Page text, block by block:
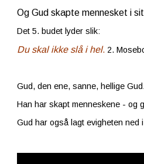
Og Gud skapte mennesket i
Det 5. budet lyder slik:
Du skal ikke slå i hel. 2.
Gud, den ene, sanne, hellige
Han har skapt menneskene - og
Gud har også lagt evigheten ned